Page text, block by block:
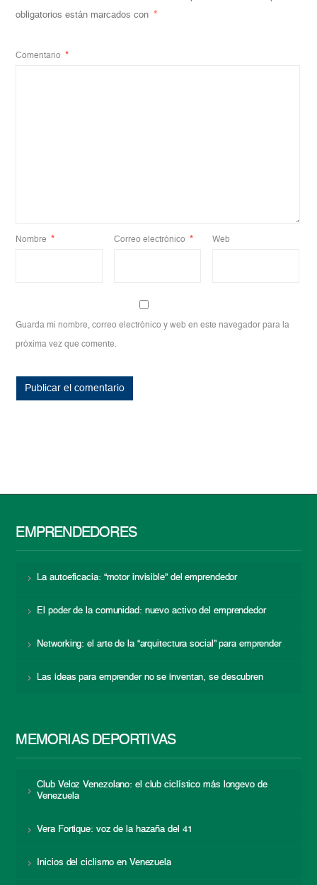
obligatorios están marcados con *
Comentario *
Nombre * Correo electrónico * Web
Guarda mi nombre, correo electrónico y web en este navegador para la
próxima vez que comente.
EMPRENDEDORES
La autoeficacia: “motor invisible” del emprendedor
El poder de la comunidad: nuevo activo del emprendedor
Networking: el arte de la “arquitectura social” para emprender
Las ideas para emprender no se inventan, se descubren
MEMORIAS DEPORTIVAS
Club Veloz Venezolano: el club ciclístico más longevo de
Venezuela
Vera Fortique: voz de la hazaña del 41
Inicios del ciclismo en Venezuela